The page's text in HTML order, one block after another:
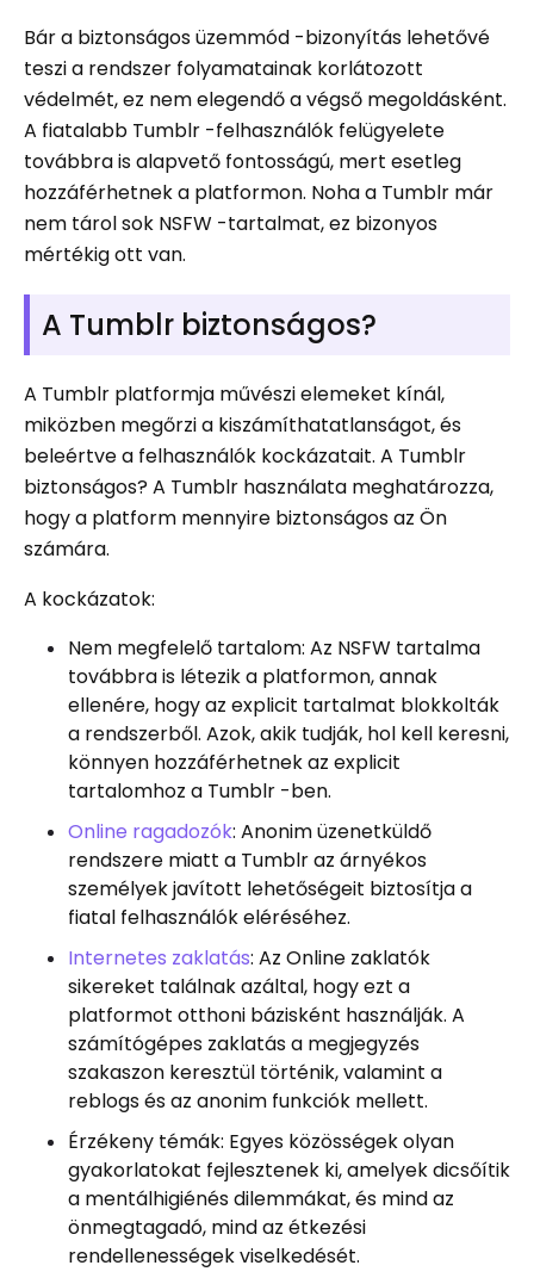
Bár a biztonságos üzemmód -bizonyítás lehetővé
teszi a rendszer folyamatainak korlátozott
védelmét, ez nem elegendő a végső megoldásként.
A fiatalabb Tumblr -felhasználók felügyelete
továbbra is alapvető fontosságú, mert esetleg
hozzáférhetnek a platformon. Noha a Tumblr már
nem tárol sok NSFW -tartalmat, ez bizonyos
mértékig ott van.
A Tumblr biztonságos?
A Tumblr platformja művészi elemeket kínál,
miközben megőrzi a kiszámíthatatlanságot, és
beleértve a felhasználók kockázatait. A Tumblr
biztonságos? A Tumblr használata meghatározza,
hogy a platform mennyire biztonságos az Ön
számára.
A kockázatok:
Nem megfelelő tartalom: Az NSFW tartalma
továbbra is létezik a platformon, annak
ellenére, hogy az explicit tartalmat blokkolták
a rendszerből. Azok, akik tudják, hol kell keresni,
könnyen hozzáférhetnek az explicit
tartalomhoz a Tumblr -ben.
Online ragadozók: Anonim üzenetküldő
rendszere miatt a Tumblr az árnyékos
személyek javított lehetőségeit biztosítja a
fiatal felhasználók eléréséhez.
Internetes zaklatás: Az Online zaklatók
sikereket találnak azáltal, hogy ezt a
platformot otthoni bázisként használják. A
számítógépes zaklatás a megjegyzés
szakaszon keresztül történik, valamint a
reblogs és az anonim funkciók mellett.
Érzékeny témák: Egyes közösségek olyan
gyakorlatokat fejlesztenek ki, amelyek dicsőítik
a mentálhigiénés dilemmákat, és mind az
önmegtagadó, mind az étkezési
rendellenességek viselkedését.